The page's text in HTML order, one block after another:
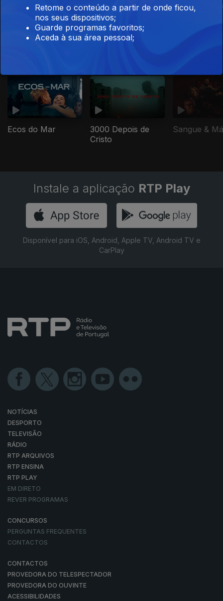
Ecos do Mar
3000 Depois de
Cristo
Sangue &
Ecos do Mar
3000 Depois de
Cristo
Sangue &
Instale a aplicação RTP Play
Disponível para iOS, Android, Apple TV, Android TV e
CarPlay
NOTÍCIAS
DESPORTO
TELEVISÃO
RÁDIO
RTP ARQUIVOS
RTP ENSINA
RTP PLAY
EM DIRETO
REVER PROGRAMAS
CONCURSOS
PERGUNTAS FREQUENTES
CONTACTOS
CONTACTOS
PROVEDORA DO TELESPECTADOR
PROVEDORA DO OUVINTE
ACESSIBILIDADES
Retome o conteúdo a partir de onde ficou,
nos seus dispositivos;
Guarde programas favoritos;
Aceda à sua área pessoal;